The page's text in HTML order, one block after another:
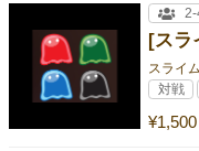
[スラ
スライ
¥1,500
2-
対戦